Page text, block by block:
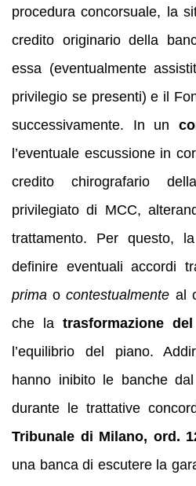
procedura concorsuale, la
credito originario della
essa (eventualmente
privilegio se presenti) e il
successivamente. In un
l’eventuale escussione in
credito chirografario
privilegiato di MCC,
trattamento. Per questo,
definire eventuali accordi
prima ocontestualmente al
che la trasformazione
l’equilibrio del piano.
hanno inibito le banche
durante le trattative
Tribunale di Milano, ord.
una banca di escutere la